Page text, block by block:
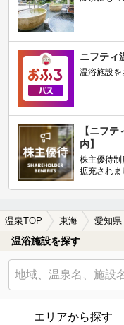
ニフティ
温浴施設
【ニフ
内】
株主優待
拡充されま
温泉TOP 東海 愛知県
温浴施設を探す
エリアから探す